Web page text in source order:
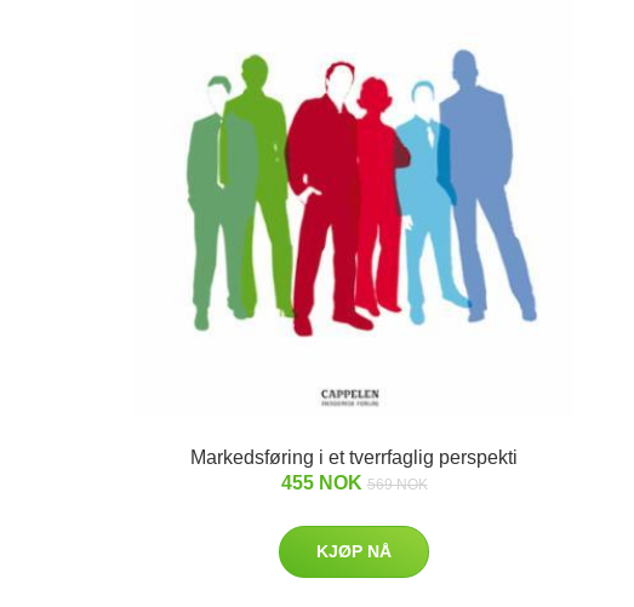
Markedsføring i et tverrfaglig perspekti
455 NOK 569 NOK
KJØP NÅ